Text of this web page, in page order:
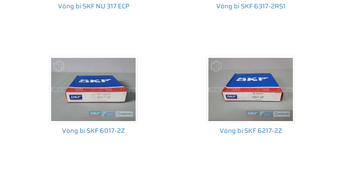
Vòng bi SKF NU 317 ECP Vòng bi SKF 6317-2RS1
Vòng bi SKF 6017-2Z Vòng bi SKF 6217-2Z